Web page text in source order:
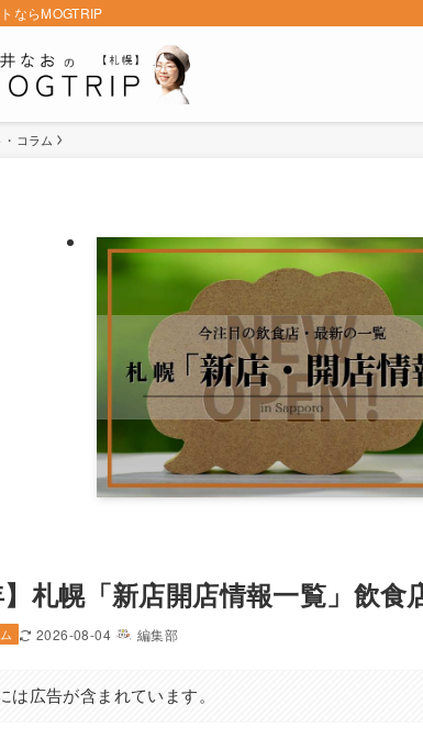
ならMOGTRIP
コラム
】札幌「新店開店情報一覧」飲食
2026-08-04 編集部
は広告が含まれています。